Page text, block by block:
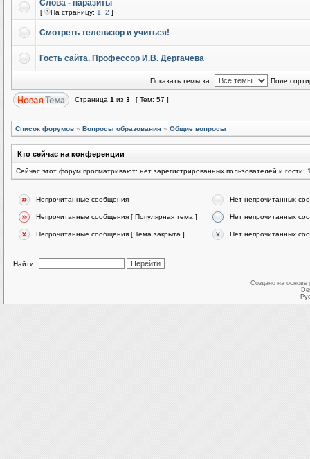
Слова - паразиты
[ На страницу: 1 2 ]
Смотреть телевизор и учиться!
Гость сайта. Профессор И.В. Дергачёва
Показать темы за: Поле
Страница 1 из 3 [ Тем: 57 ]
Список форумов » Вопросы образования » Общие вопросы
Кто сейчас на конференции
Сейчас этот форум просматривают: нет зарегистрированных пользователей и гости:
Непрочитанные сообщения Нет непрочитанных
Непрочитанные сообщения [ Популярная тема ] Нет непрочитанных
Непрочитанные сообщения [ Тема закрыта ] Нет непрочитанных
Найти:
Создано на основе